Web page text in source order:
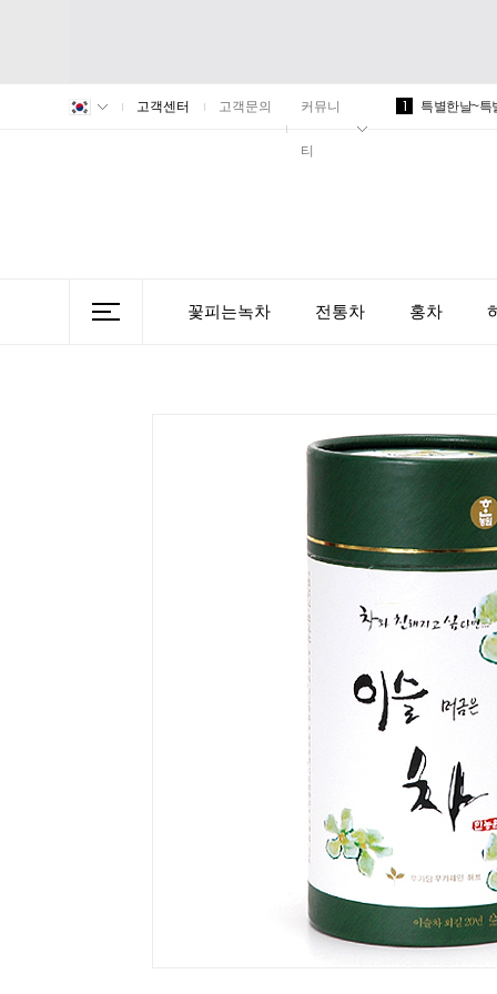
고객센터 고객문의 커뮤니
티
1 특별한날~특
꽃피는녹차 전통차 홍차